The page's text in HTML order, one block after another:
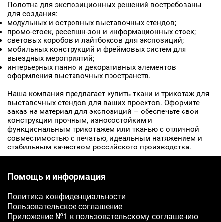
Полотна для экспозиционных решений востребованы
для создания:
модульных и островных выставочных стендов;
промо-стоек, ресепшн-зон и информационных стоек;
световых коробов и лайтбоксов для экспозиций;
мобильных конструкций и фреймовых систем для
выездных мероприятий;
интерьерных панно и декоративных элементов
оформления выставочных пространств.
Наша компания предлагает купить ткани и трикотаж для
выставочных стендов для ваших проектов. Оформите
заказ на материал для экспозиций – обеспечьте свои
конструкции прочным, износостойким и
функциональным трикотажем или тканью с отличной
совместимостью с печатью, идеальным натяжением и
стабильным качеством российского производства.
Помощь и информация
Политика конфиденциальности
Пользовательское соглашение
Приложение №1 к пользовательскому соглашению